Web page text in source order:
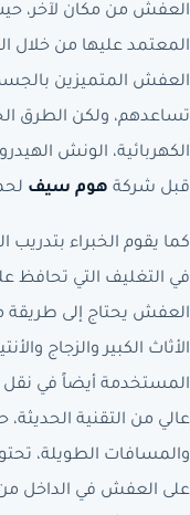
العفش من مكان لآخر، حيث
المعتمد عليها من خلال
العفش المتميزين بالجسم
تساعدهم، ولكن الطرق
الكهربائية، الونش
قبل شركة هوم سيف
كما يقوم الخبراء
في التغليف التي تحافظ
العفش يحتاج إلى
الأثاث الكبير والزجاج
المستخدمة أيضاً في
عالي من التقنية
والمسافات الطويلة،
على العفش في الداخل من